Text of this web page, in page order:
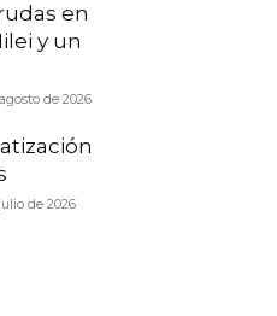
en
y un
de 2026
de 2026